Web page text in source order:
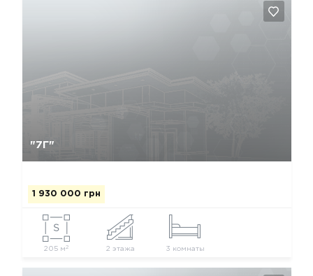
"7Г"
1 930 000 грн
205 м 2 2 этажа 3 комнаты